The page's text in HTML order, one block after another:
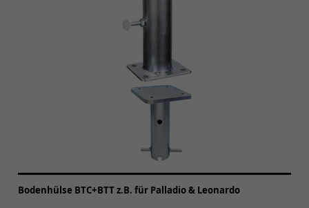
Bodenhülse BTC+BTT z.B. für Palladio & Leonardo